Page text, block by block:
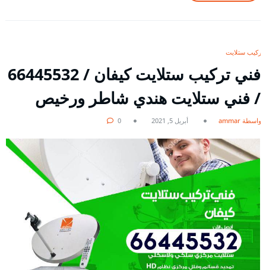
تركيب ستلايت
فني تركيب ستلايت كيفان / 66445532
/ فني ستلايت هندي شاطر ورخيص
بواسطة ammar أبريل 5, 2021 0